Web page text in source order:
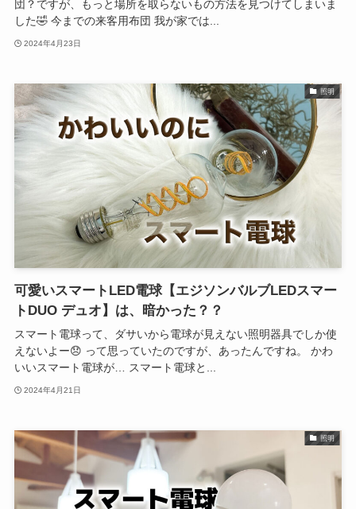
団？ですが、もっと場所を取らないもの方法を見つけてしまいま
した🤣 今までの来客用布団 我が家では...
2024年4月23日
照明
可愛いスマートLED電球【エジソンバルブLEDスマー
トDUO デュオ】は、暗かった？？
スマート電球って、ダサいから電球が見えない照明器具でしか使
えないよー😞 って思っていたのですが、あったんですね。 かわ
いいスマート電球が… スマート電球と...
2024年4月21日
照明